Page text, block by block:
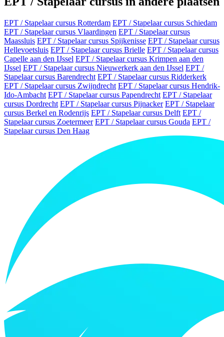
EPT / Stapelaar cursus Rotterdam EPT / Stapelaar cursus Schiedam
EPT / Stapelaar cursus Vlaardingen EPT / Stapelaar cursus
Maassluis EPT / Stapelaar cursus Spijkenisse EPT / Stapelaar cursus
Hellevoetsluis EPT / Stapelaar cursus Brielle EPT / Stapelaar cursus
Capelle aan den IJssel EPT / Stapelaar cursus Krimpen aan den
IJssel EPT / Stapelaar cursus Nieuwerkerk aan den IJssel EPT /
Stapelaar cursus Barendrecht EPT / Stapelaar cursus Ridderkerk
EPT / Stapelaar cursus Zwijndrecht EPT / Stapelaar cursus Hendrik-
Ido-Ambacht EPT / Stapelaar cursus Papendrecht EPT / Stapelaar
cursus Dordrecht EPT / Stapelaar cursus Pijnacker EPT / Stapelaar
cursus Berkel en Rodenrijs EPT / Stapelaar cursus Delft EPT /
Stapelaar cursus Zoetermeer EPT / Stapelaar cursus Gouda EPT /
Stapelaar cursus Den Haag